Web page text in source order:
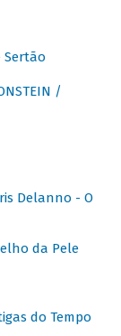
Sertão
/
Delanno - O
da Pele
do Tempo